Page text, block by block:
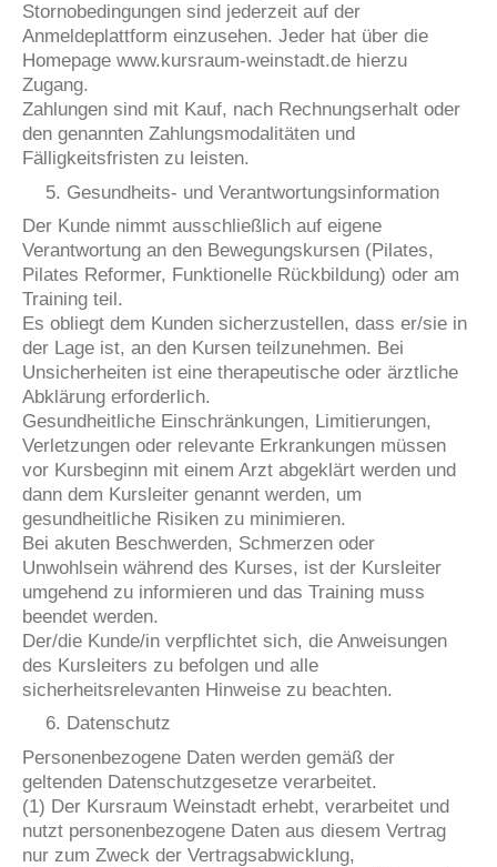
Stornobedingungen sind jederzeit auf der
Anmeldeplattform einzusehen. Jeder hat über die
Homepage www.kursraum-weinstadt.de hierzu
Zugang.
Zahlungen sind mit Kauf, nach Rechnungserhalt oder
den genannten Zahlungsmodalitäten und
Fälligkeitsfristen zu leisten.
Gesundheits- und Verantwortungsinformation
Der Kunde nimmt ausschließlich auf eigene
Verantwortung an den Bewegungskursen (Pilates,
Pilates Reformer, Funktionelle Rückbildung) oder am
Training teil.
Es obliegt dem Kunden sicherzustellen, dass er/sie in
der Lage ist, an den Kursen teilzunehmen. Bei
Unsicherheiten ist eine therapeutische oder ärztliche
Abklärung erforderlich.
Gesundheitliche Einschränkungen, Limitierungen,
Verletzungen oder relevante Erkrankungen müssen
vor Kursbeginn mit einem Arzt abgeklärt werden und
dann dem Kursleiter genannt werden, um
gesundheitliche Risiken zu minimieren.
Bei akuten Beschwerden, Schmerzen oder
Unwohlsein während des Kurses, ist der Kursleiter
umgehend zu informieren und das Training muss
beendet werden.
Der/die Kunde/in verpflichtet sich, die Anweisungen
des Kursleiters zu befolgen und alle
sicherheitsrelevanten Hinweise zu beachten.
Datenschutz
Personenbezogene Daten werden gemäß der
geltenden Datenschutzgesetze verarbeitet.
(1) Der Kursraum Weinstadt erhebt, verarbeitet und
nutzt personenbezogene Daten aus diesem Vertrag
nur zum Zweck der Vertragsabwicklung,